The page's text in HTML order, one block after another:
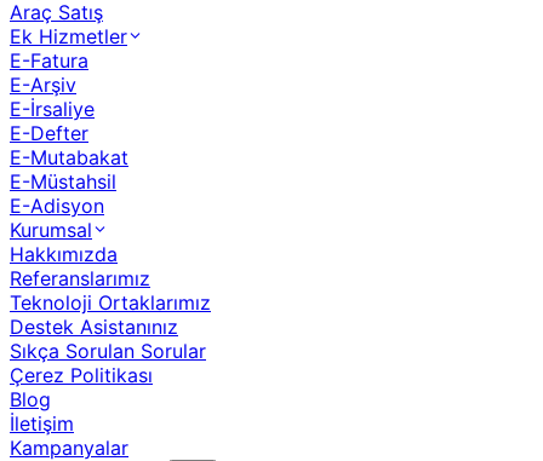
Araç Satış
Ek Hizmetler
E-Fatura
E-Arşiv
E-İrsaliye
E-Defter
E-Mutabakat
E-Müstahsil
E-Adisyon
Kurumsal
Hakkımızda
Referanslarımız
Teknoloji Ortaklarımız
Destek Asistanınız
Sıkça Sorulan Sorular
Çerez Politikası
Blog
İletişim
Kampanyalar